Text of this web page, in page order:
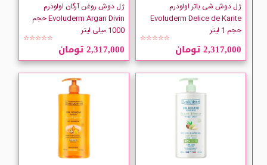
ژل دوش شی باتر اولودرم
Evoluderm Delice de Karite
حجم 1 لیتر
☆☆☆☆☆
2,317,000 تومان
ژل دوش روغن آرگان اولودرم
Evoluderm Argan Divin حجم
1000 میلی لیتر
☆☆☆☆☆
2,317,000 تومان